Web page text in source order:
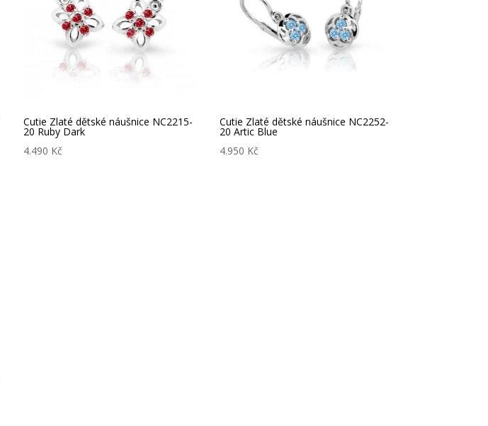
Cutie Zlaté dětské náušnice NC2215-
20 Ruby Dark
4.490 Kč
Cutie Zlaté dětské náušnice NC2252-
20 Artic Blue
4.950 Kč